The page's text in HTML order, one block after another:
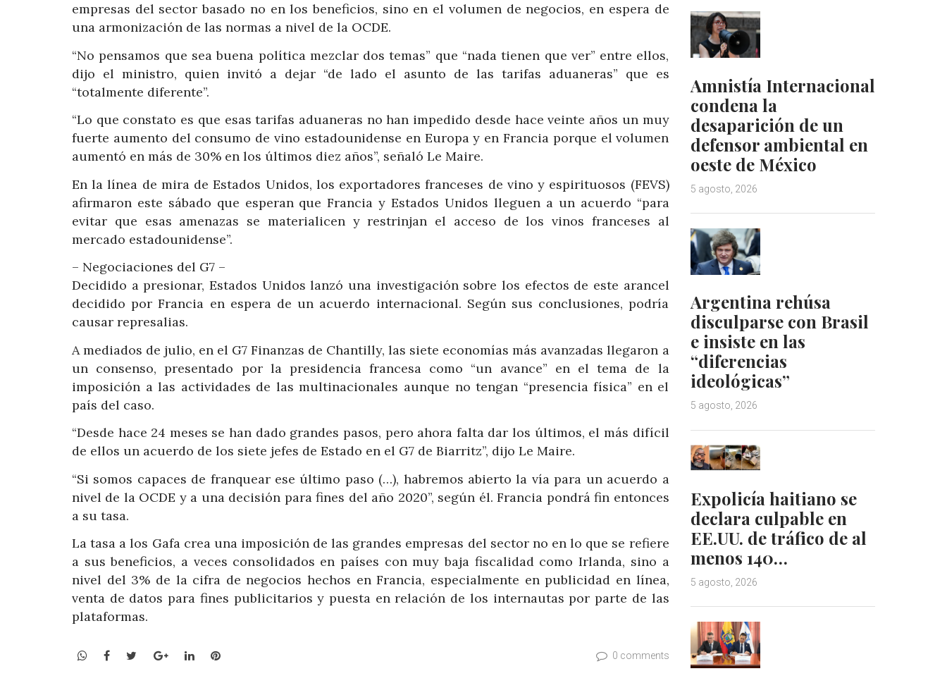
empresas del sector basado no en los beneficios, sino en el volumen de negocios, en espera de
una armonización de las normas a nivel de la OCDE.
“No pensamos que sea buena política mezclar dos temas” que “nada tienen que ver” entre ellos,
dijo el ministro, quien invitó a dejar “de lado el asunto de las tarifas aduaneras” que es
“totalmente diferente”.
“Lo que constato es que esas tarifas aduaneras no han impedido desde hace veinte años un muy
fuerte aumento del consumo de vino estadounidense en Europa y en Francia porque el volumen
aumentó en más de 30% en los últimos diez años”, señaló Le Maire.
En la línea de mira de Estados Unidos, los exportadores franceses de vino y espirituosos (FEVS)
afirmaron este sábado que esperan que Francia y Estados Unidos lleguen a un acuerdo “para
evitar que esas amenazas se materialicen y restrinjan el acceso de los vinos franceses al
mercado estadounidense”.
– Negociaciones del G7 –
Decidido a presionar, Estados Unidos lanzó una investigación sobre los efectos de este arancel
decidido por Francia en espera de un acuerdo internacional. Según sus conclusiones, podría
causar represalias.
A mediados de julio, en el G7 Finanzas de Chantilly, las siete economías más avanzadas llegaron a
un consenso, presentado por la presidencia francesa como “un avance” en el tema de la
imposición a las actividades de las multinacionales aunque no tengan “presencia física” en el
país del caso.
“Desde hace 24 meses se han dado grandes pasos, pero ahora falta dar los últimos, el más difícil
de ellos un acuerdo de los siete jefes de Estado en el G7 de Biarritz”, dijo Le Maire.
“Si somos capaces de franquear ese último paso (…), habremos abierto la vía para un acuerdo a
nivel de la OCDE y a una decisión para fines del año 2020”, según él. Francia pondrá fin entonces
a su tasa.
La tasa a los Gafa crea una imposición de las grandes empresas del sector no en lo que se refiere
a sus beneficios, a veces consolidados en países con muy baja fiscalidad como Irlanda, sino a
nivel del 3% de la cifra de negocios hechos en Francia, especialmente en publicidad en línea,
venta de datos para fines publicitarios y puesta en relación de los internautas por parte de las
plataformas.
WhatsApp
Facebook
TwitterGoogle+LinkedInPinterest 0 comments
Amnistía Internacional
condena la
desaparición de un
defensor ambiental en
oeste de México
5 agosto, 2026
Argentina rehúsa
disculparse con Brasil
e insiste en las
“diferencias
ideológicas”
5 agosto, 2026
Expolicía haitiano se
declara culpable en
EE.UU. de tráfico de al
menos 140…
5 agosto, 2026